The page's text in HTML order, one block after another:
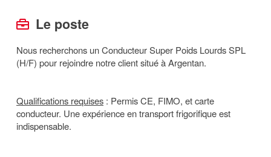
Le poste
Nous recherchons un Conducteur Super Poids Lourds SPL
(H/F) pour rejoindre notre client situé à Argentan.
Qualifications requises : Permis CE, FIMO, et carte
conducteur. Une expérience en transport frigorifique est
indispensable.